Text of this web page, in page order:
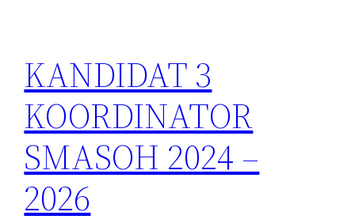
KANDIDAT 3
KOORDINATOR
SMASOH 2024 –
2026